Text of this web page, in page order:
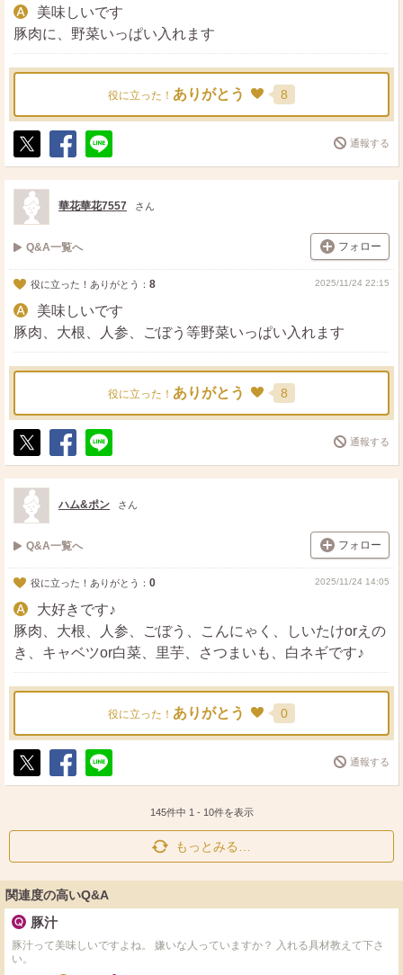
美味しいです
豚肉に、野菜いっぱい入れます
役に立った！ ありがとう 8
ポ
ス
ト
シ
ェ
送
る
通報する
華花華花7557 さん
Q&A一覧へ フォロー
役に立った！ありがとう： 8 2025/11/24 22:15
美味しいです
豚肉、大根、人参、ごぼう等野菜いっぱい入れます
役に立った！ ありがとう 8
ポ
ス
ト
シ
ェ
送
る
通報する
ハム&ポン さん
Q&A一覧へ フォロー
役に立った！ありがとう： 0 2025/11/24 14:05
大好きです♪
豚肉、大根、人参、ごぼう、こんにゃく、しいたけorえの
き、キャベツor白菜、里芋、さつまいも、白ネギです♪
役に立った！ ありがとう 0
ポ
シ
送
通報する
145件中 1 - 10件を表示
もっとみる…
関連度の高いQ&A
豚汁
豚汁って美味しいですよね。 嫌いな人っていますか？ 入れる具材教えて下さ
い。